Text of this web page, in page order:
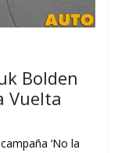
Bolden
Vuelta
‘No la